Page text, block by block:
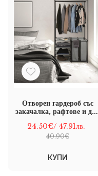
Отворен гардероб със
закачалка, рафтове и два
24.50€/ 47.91лв.
40.90€
КУПИ